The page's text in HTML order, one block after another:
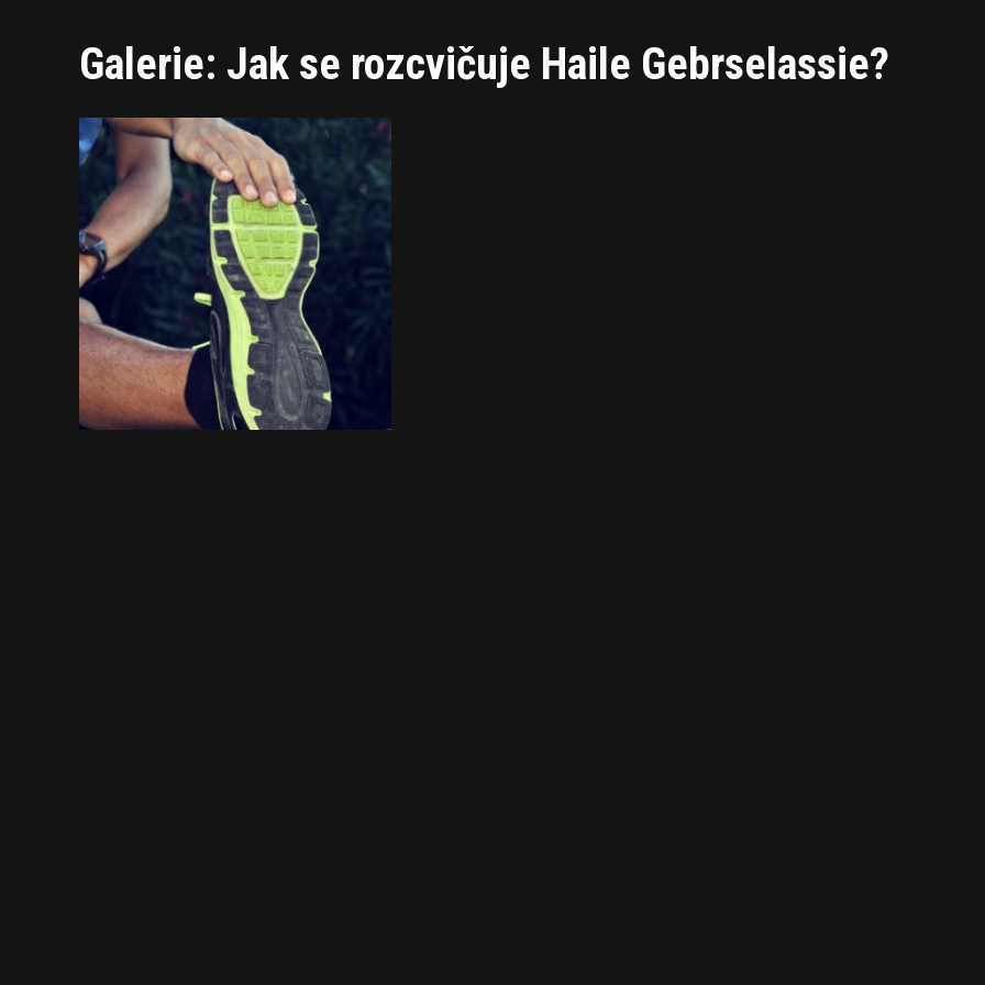
Galerie: Jak se rozcvičuje Haile Gebrselassie?